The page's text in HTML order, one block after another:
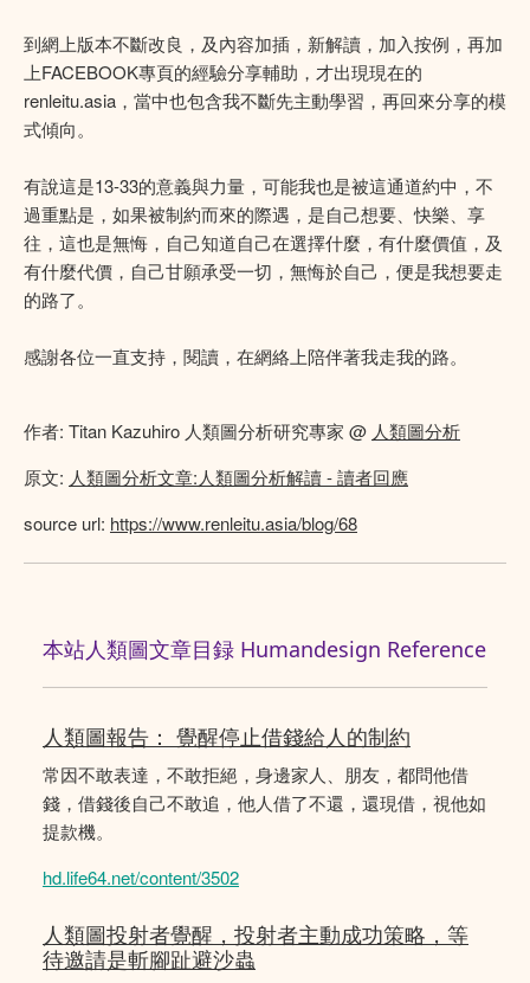
到網上版本不斷改良，及內容加插，新解讀，加入按例，再加
上FACEBOOK專頁的經驗分享輔助，才出現現在的
renleitu.asia，當中也包含我不斷先主動學習，再回來分享的模
式傾向。
有說這是13-33的意義與力量，可能我也是被這通道約中，不
過重點是，如果被制約而來的際遇，是自己想要、快樂、享
往，這也是無悔，自己知道自己在選擇什麼，有什麼價值，及
有什麼代價，自己甘願承受一切，無悔於自己，便是我想要走
的路了。
感謝各位一直支持，閱讀，在網絡上陪伴著我走我的路。
作者: Titan Kazuhiro 人類圖分析研究專家 @ 人類圖分析
原文: 人類圖分析文章:人類圖分析解讀 - 讀者回應
source url: https://www.renleitu.asia/blog/68
本站人類圖文章目録 Humandesign Reference
人類圖報告： 覺醒停止借錢給人的制約
常因不敢表達，不敢拒絕，身邊家人、朋友，都問他借
錢，借錢後自己不敢追，他人借了不還，還現借，視他如
提款機。
hd.life64.net/content/3502
人類圖投射者覺醒，投射者主動成功策略，等
待邀請是斬腳趾避沙蟲